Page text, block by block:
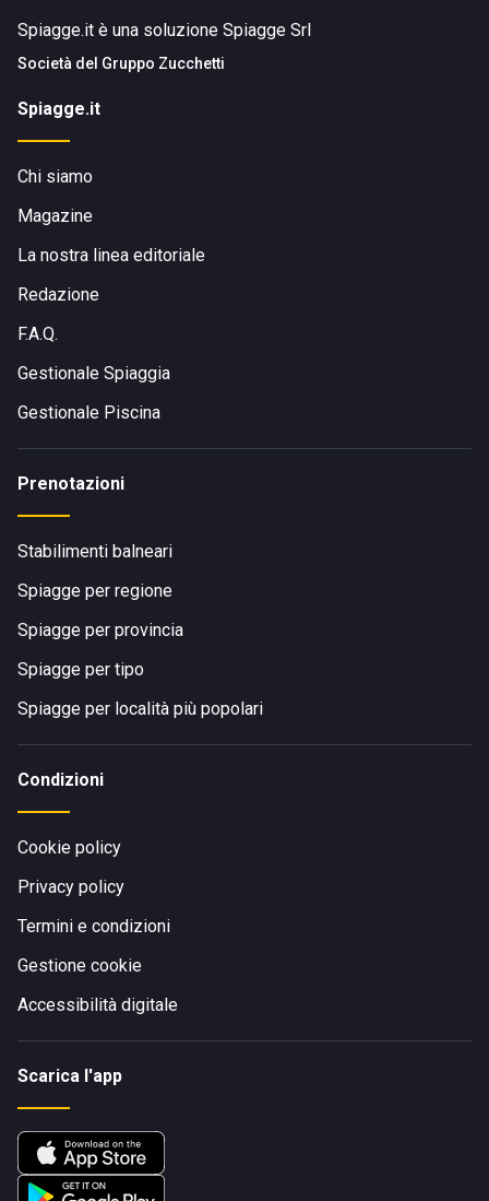
Spiagge.it è una soluzione Spiagge Srl
Società del Gruppo Zucchetti
Spiagge.it
Chi siamo
Magazine
La nostra linea editoriale
Redazione
F.A.Q.
Gestionale Spiaggia
Gestionale Piscina
Prenotazioni
Stabilimenti balneari
Spiagge per regione
Spiagge per provincia
Spiagge per tipo
Spiagge per località più popolari
Condizioni
Cookie policy
Privacy policy
Termini e condizioni
Gestione cookie
Accessibilità digitale
Scarica l'app